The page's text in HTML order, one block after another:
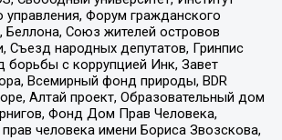
управления, Форум гражданского
Беллона, Союз жителей островов
Съезд народных депутатов, Гринпис
борьбы с коррупцией Инк, Завет
Всемирный фонд природы, BDR
Алтай проект, Образовательный дом
Фонд Дом Прав Человека,
человека имени Бориса Звозскова,